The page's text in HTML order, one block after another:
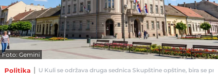
Foto: Gemini
Politika U Kuli se održava druga sednica Skupštine opštine, bira se